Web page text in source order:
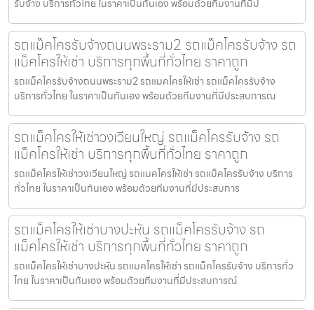
รับจ้าง บริการทั่วไทย ในราคาเป็นกันเอง พร้อมด้วยทีมงานที่มีป
รถแม็คโครรับจ้างถนนพระราม2 รถแม็คโครรับจ้าง รถ
แม็คโครให้เช่า บริการทุกพื้นที่ทั่วไทย ราคาถูก
รถแม็คโครรับจ้างถนนพระราม2 รถแมคโครให้เช่า รถแม็คโครรับจ้าง
บริการทั่วไทย ในราคาเป็นกันเอง พร้อมด้วยทีมงานที่มีประสบการณ
รถแม็คโครให้เช่าวงเวียนใหญ่ รถแม็คโครรับจ้าง รถ
แม็คโครให้เช่า บริการทุกพื้นที่ทั่วไทย ราคาถูก
รถแม็คโครให้เช่าวงเวียนใหญ่ รถแมคโครให้เช่า รถแม็คโครรับจ้าง บริการ
ทั่วไทย ในราคาเป็นกันเอง พร้อมด้วยทีมงานที่มีประสบการ
รถแม็คโครให้เช่าบางปะหัน รถแม็คโครรับจ้าง รถ
แม็คโครให้เช่า บริการทุกพื้นที่ทั่วไทย ราคาถูก
รถแม็คโครให้เช่าบางปะหัน รถแมคโครให้เช่า รถแม็คโครรับจ้าง บริการทั่ว
ไทย ในราคาเป็นกันเอง พร้อมด้วยทีมงานที่มีประสบการณ์